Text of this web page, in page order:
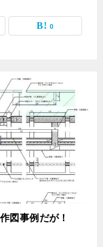
0
図事例だが！